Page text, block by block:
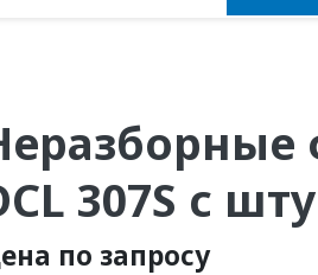
307S с
по запросу